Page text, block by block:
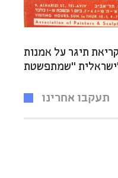
תיגר על אמנות
תעקבו אחרינו